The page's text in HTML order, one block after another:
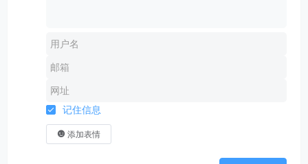
记住信息
添加表情